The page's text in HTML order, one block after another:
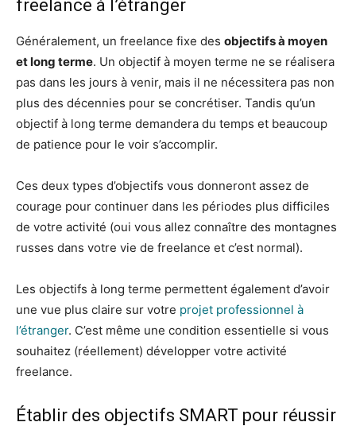
freelance à l’étranger
Généralement, un freelance fixe des objectifs à moyen
et long terme. Un objectif à moyen terme ne se réalisera
pas dans les jours à venir, mais il ne nécessitera pas non
plus des décennies pour se concrétiser. Tandis qu’un
objectif à long terme demandera du temps et beaucoup
de patience pour le voir s’accomplir.
Ces deux types d’objectifs vous donneront assez de
courage pour continuer dans les périodes plus difficiles
de votre activité (oui vous allez connaître des montagnes
russes dans votre vie de freelance et c’est normal).
Les objectifs à long terme permettent également d’avoir
une vue plus claire sur votre projet professionnel à
l’étranger. C’est même une condition essentielle si vous
souhaitez (réellement) développer votre activité
freelance.
Établir des objectifs SMART pour réussir